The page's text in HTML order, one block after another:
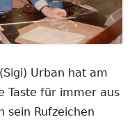
Urban hat am
Taste für immer aus
sein Rufzeichen